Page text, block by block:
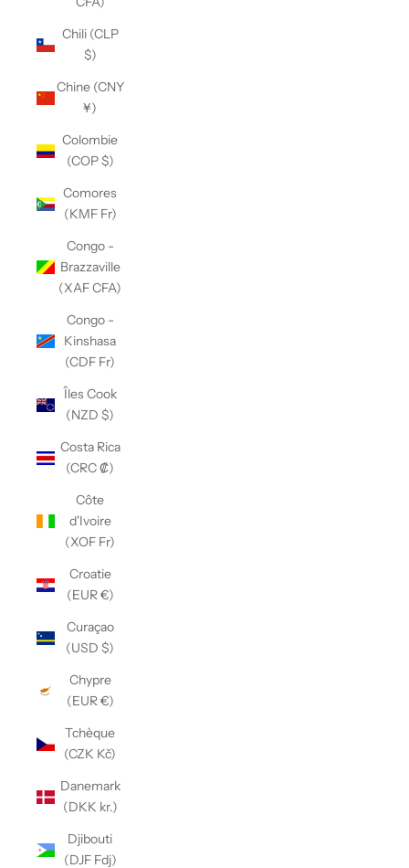
Chili (CLP
$)
Chine (CNY
¥)
Colombie
(COP $)
Comores
(KMF Fr)
Congo -
Brazzaville
(XAF CFA)
Congo -
Kinshasa
(CDF Fr)
Îles Cook
(NZD $)
Costa Rica
(CRC ₡)
Côte
d'Ivoire
(XOF Fr)
Croatie
(EUR €)
Curaçao
(USD $)
Chypre
(EUR €)
Tchèque
(CZK Kč)
Danemark
(DKK kr.)
Djibouti
(DJF Fdj)